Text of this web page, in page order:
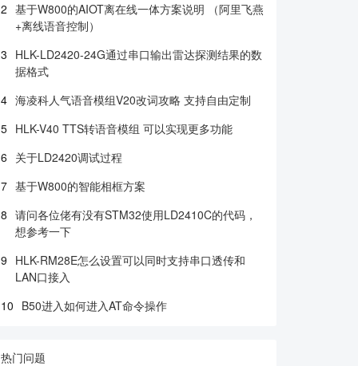
2 基于W800的AIOT离在线一体方案说明 （阿里飞燕
+离线语音控制）
3 HLK-LD2420-24G通过串口输出雷达探测结果的数
据格式
4 海凌科人气语音模组V20改词攻略 支持自由定制
5 HLK-V40 TTS转语音模组 可以实现更多功能
6 关于LD2420调试过程
7 基于W800的智能相框方案
8 请问各位佬有没有STM32使用LD2410C的代码，
想参考一下
9 HLK-RM28E怎么设置可以同时支持串口透传和
LAN口接入
10 B50进入如何进入AT命令操作
热门问题